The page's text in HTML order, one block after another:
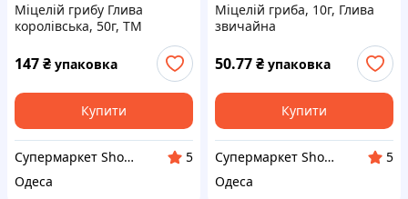
Міцелій грибу Глива
королівська, 50г, ТМ
147₴ упаковка
Купити
Супермаркет ShopTour
5
Одеса
Міцелій гриба, 10г, Глива
звичайна
50.77₴ упаковка
Купити
Супермаркет ShopTour
5
Одеса